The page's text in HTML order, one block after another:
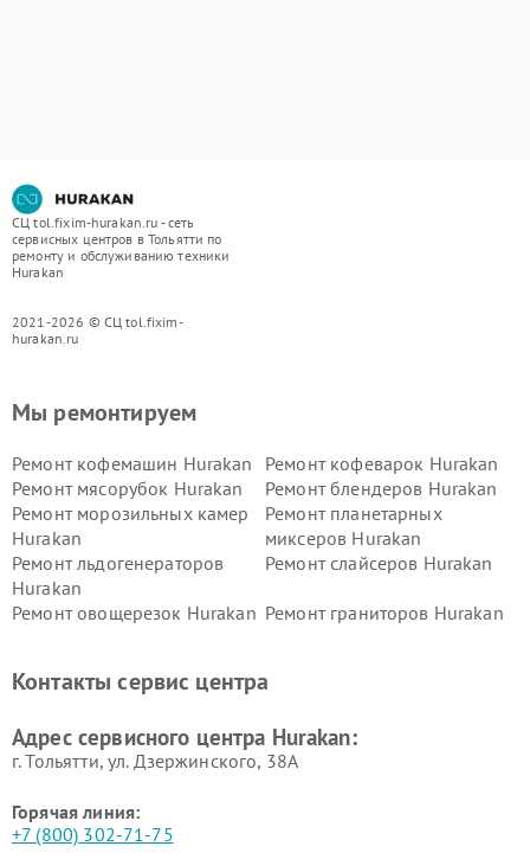
СЦ tol.fixim-hurakan.ru - сеть
сервисных центров в Тольятти по
ремонту и обслуживанию техники
Hurakan
2021-2026 © СЦ tol.fixim-
hurakan.ru
Мы ремонтируем
Ремонт кофемашин Hurakan
Ремонт кофеварок Hurakan
Ремонт мясорубок Hurakan
Ремонт блендеров Hurakan
Ремонт морозильных камер
Hurakan
Ремонт планетарных
миксеров Hurakan
Ремонт льдогенераторов
Hurakan
Ремонт слайсеров Hurakan
Ремонт овощерезок Hurakan Ремонт граниторов Hurakan
Hurakan
Контакты сервис центра
Адрес сервисного центра Hurakan:
г. Тольятти, ул. Дзержинского, 38А
Горячая линия:
+7 (800) 302-71-75